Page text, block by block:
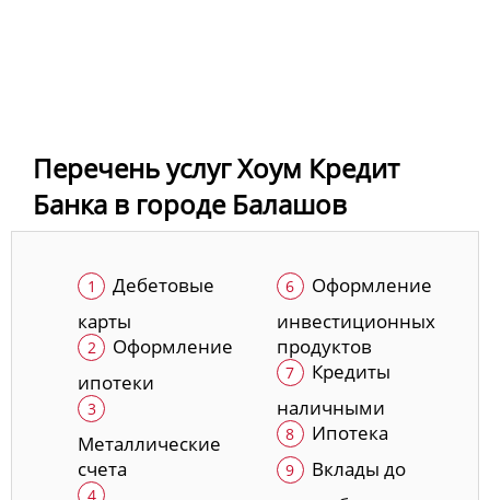
Перечень услуг Хоум Кредит
Банка в городе Балашов
Дебетовые
карты
Оформление
ипотеки
Металлические
счета
Оформление
инвестиционных
продуктов
Кредиты
наличными
Ипотека
Вклады до